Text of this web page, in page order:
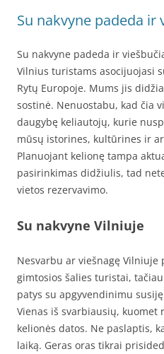
Su nakvyne padeda ir
Su nakvyne padeda ir
Vilnius turistams asocijuojasi
Rytų Europoje. Mums jis
sostinė. Nenuostabu, kad čia
daugybę keliautojų, kurie
mūsų istorines, kultūrines ir
Planuojant kelionę tampa
pasirinkimas didžiulis, tad
vietos rezervavimo.
Su nakvyne Vilniuje
Nesvarbu ar viešnagę
gimtosios šalies turistai,
patys su apgyvendinimu
Vienas iš svarbiausių, kuomet
kelionės datos. Ne paslaptis,
laiką. Geras oras tikrai